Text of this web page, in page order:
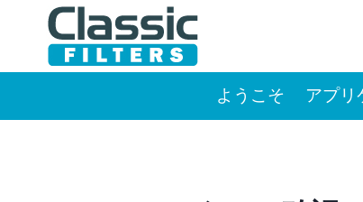
ようこそ アプリ